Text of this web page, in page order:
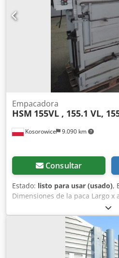
Kosorowice 9.090 km
Empacadora
HSM 155VL , 155.1 VL,
Consultar
Estado: listo para usar (usado),
Dimensiones de la paca Largo x
700 - 950 mm Peso de la paca:
cartón) Datos técnicos: Largo x
2259 / 2439 mm Peso: 950 kilos
toneladas Fuente de
Potencia del motor: 4kW Eyector